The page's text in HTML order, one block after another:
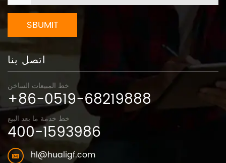
SBUMIT
اتصل بنا
خط المبيعات الساخن
+86-0519-68219888
خط خدمة ما بعد البيع
400-1593986
hl@hualigf.com